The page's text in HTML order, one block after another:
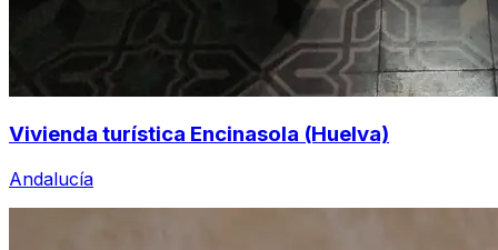
Vivienda turística Encinasola (Huelva)
Andalucía